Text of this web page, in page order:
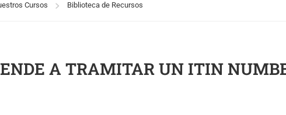
Cursos Biblioteca de Recursos
A TRAMITAR UN ITIN